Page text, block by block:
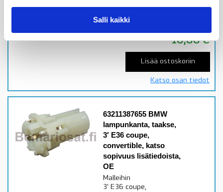
Salli kaikki
toimitusaika 1-3pv
16,88€
Lisää ostoskoriin
Katso osan tiedot
63211387655 BMW
lampunkanta, taakse,
3′ E36 coupe,
convertible, katso
sopivuus lisätiedoista,
OE
Malleihin
3' E36 coupe,